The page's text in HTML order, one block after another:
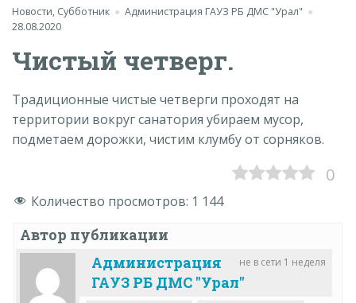
Новости, Субботник
Администрация ГАУЗ РБ ДМС "Урал"
28.08.2020
Чистый четверг.
Традиционные чистые четверги проходят на
территории вокруг санатория убираем мусор,
подметаем дорожки, чистим клумбу от сорняков.
0
Количество просмотров: 1 144
Автор публикации
не в сети 1 неделя
Администрация
ГАУЗ РБ ДМС "Урал"